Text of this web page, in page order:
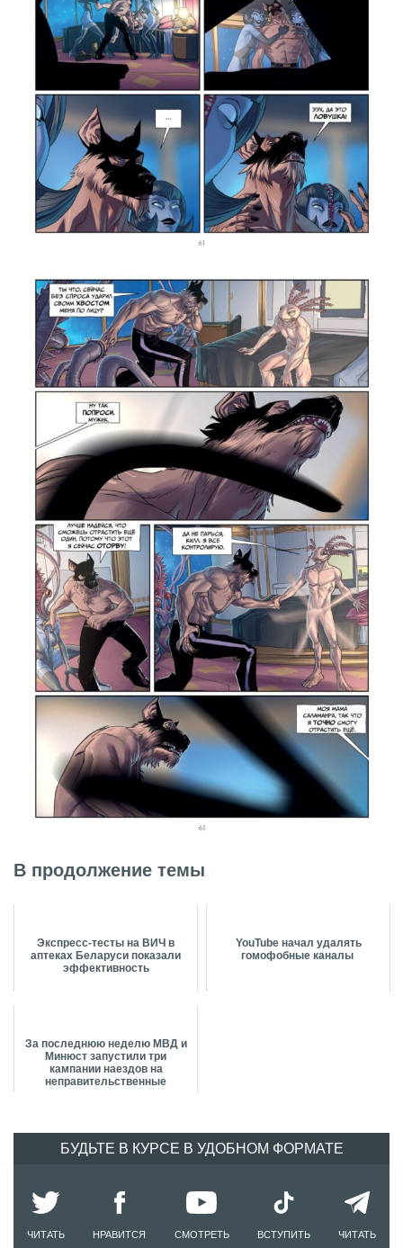
В продолжение темы
Экспресс-тесты на ВИЧ в
аптеках Беларуси показали
эффективность
YouTube начал удалять
гомофобные каналы
За последнюю неделю МВД и
Минюст запустили три
кампании наездов на
неправительственные
БУДЬТЕ В КУРСЕ В УДОБНОМ ФОРМАТЕ
ЧИТАТЬ НРАВИТСЯ СМОТРЕТЬ ВСТУПИТЬ ЧИТАТЬ